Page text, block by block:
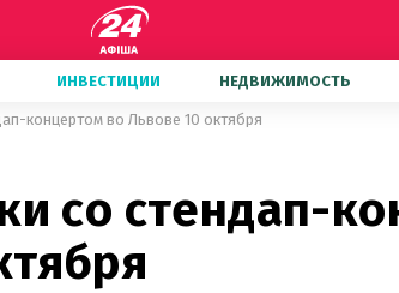
ИНВЕСТИЦИИ НЕДВИЖИМОСТЬ
концертом во Львове 10 октября
со стендап-